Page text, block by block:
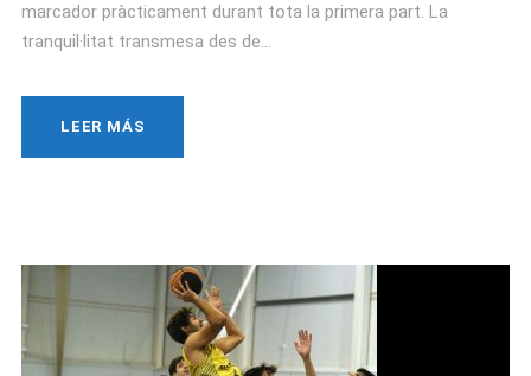
marcador pràcticament durant tota la primera part. La
tranquil·litat transmesa des de...
LEER MÁS